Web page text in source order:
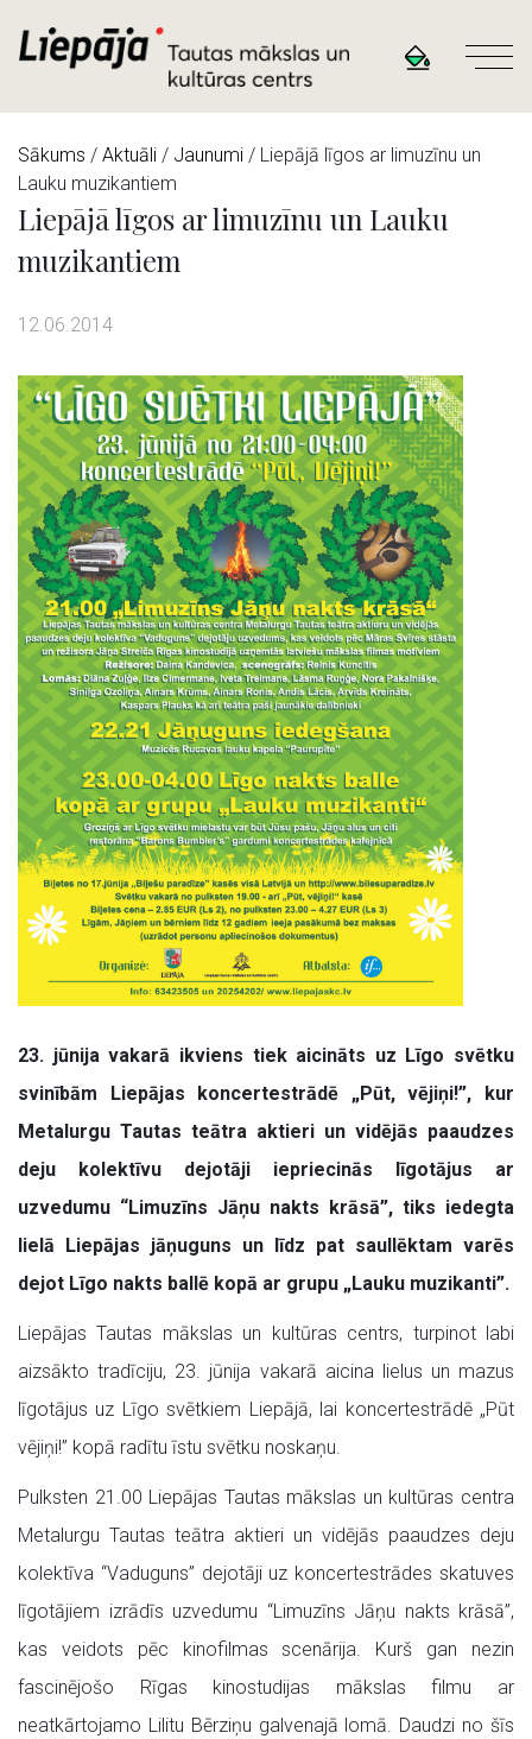
Sākums / Aktuāli / Jaunumi / Liepājā līgos ar limuzīnu un
Lauku muzikantiem
Liepājā līgos ar limuzīnu un Lauku
muzikantiem
12.06.2014
23. jūnija vakarā ikviens tiek aicināts uz Līgo svētku
svinībām Liepājas koncertestrādē „Pūt, vējiņi!”, kur
Metalurgu Tautas teātra aktieri un vidējās paaudzes
deju kolektīvu dejotāji iepriecinās līgotājus ar
uzvedumu “Limuzīns Jāņu nakts krāsā”, tiks iedegta
lielā Liepājas jāņuguns un līdz pat saullēktam varēs
dejot Līgo nakts ballē kopā ar grupu „Lauku muzikanti”.
Liepājas Tautas mākslas un kultūras centrs, turpinot labi
aizsākto tradīciju, 23. jūnija vakarā aicina lielus un mazus
līgotājus uz Līgo svētkiem Liepājā, lai koncertestrādē „Pūt
vējiņi!” kopā radītu īstu svētku noskaņu.
Pulksten 21.00 Liepājas Tautas mākslas un kultūras centra
Metalurgu Tautas teātra aktieri un vidējās paaudzes deju
kolektīva “Vaduguns” dejotāji uz koncertestrādes skatuves
līgotājiem izrādīs uzvedumu “Limuzīns Jāņu nakts krāsā”,
kas veidots pēc kinofilmas scenārija. Kurš gan nezin
fascinējošo Rīgas kinostudijas mākslas filmu ar
neatkārtojamo Lilitu Bērziņu galvenajā lomā. Daudzi no šīs